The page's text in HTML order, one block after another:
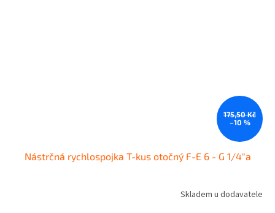
175,50 Kč
–10 %
Nástrčná rychlospojka T-kus otočný F-E 6 - G 1/4"a
Skladem u dodavatele